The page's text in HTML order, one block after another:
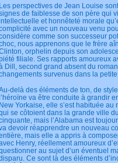
Les perspectives de Jean Louise
de faiblesse de son père qui
et honnêteté morale
avec un nouveau venu
comme son successeur
nous apprenons que le frère
orphelin depuis son
filiale. Ses rapports amoureux
Dill, second grand absent du
survenus dans la petite
delà des éléments de ton, de
l’héroïne va être conduite à grandir
New Yorkaise, elle s’est habituée
se côtoient dans la grande ville
mais l’Alabama est
devoir réapprendre un nouveau
mais elle a appris à
Henry, réellement amoureux
au sujet d’un éventuel
Ce sont là des éléments